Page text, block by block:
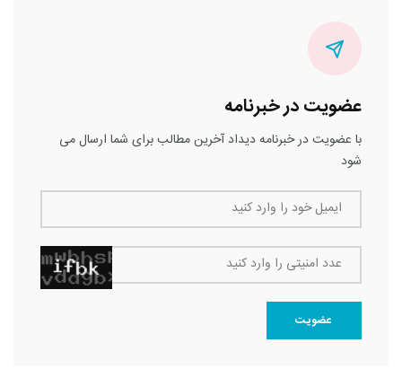
عضویت در خبرنامه
با عضویت در خبرنامه دیداد آخرین مطالب برای شما ارسال می
شود
ایمیل خود را وارد کنید
عدد امنیتی را وارد کنید
عضویت